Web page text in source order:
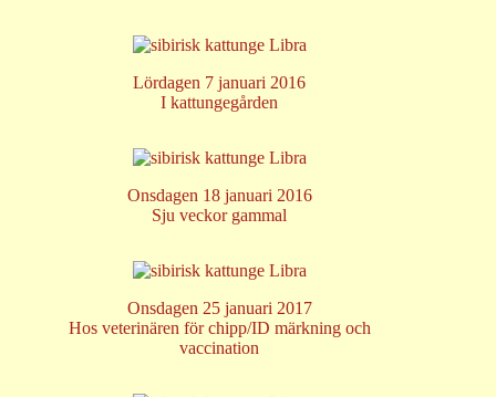
Lördagen 7 januari 2016
I kattungegården
Onsdagen 18 januari 2016
Sju veckor gammal
Onsdagen 25 januari 2017
Hos veterinären för chipp/ID märkning och
vaccination